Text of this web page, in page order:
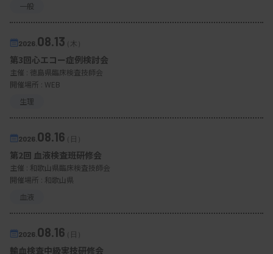
一般
2026. 08.13（木）
第3回心エコー症例検討会
主催 : 徳島県臨床検査技師会
開催場所 : WEB
生理
2026. 08.16（日）
第2回 血液検査班研修会
主催 : 和歌山県臨床検査技師会
開催場所 : 和歌山県
血液
2026. 08.16（日）
輸血検査中級実技研修会